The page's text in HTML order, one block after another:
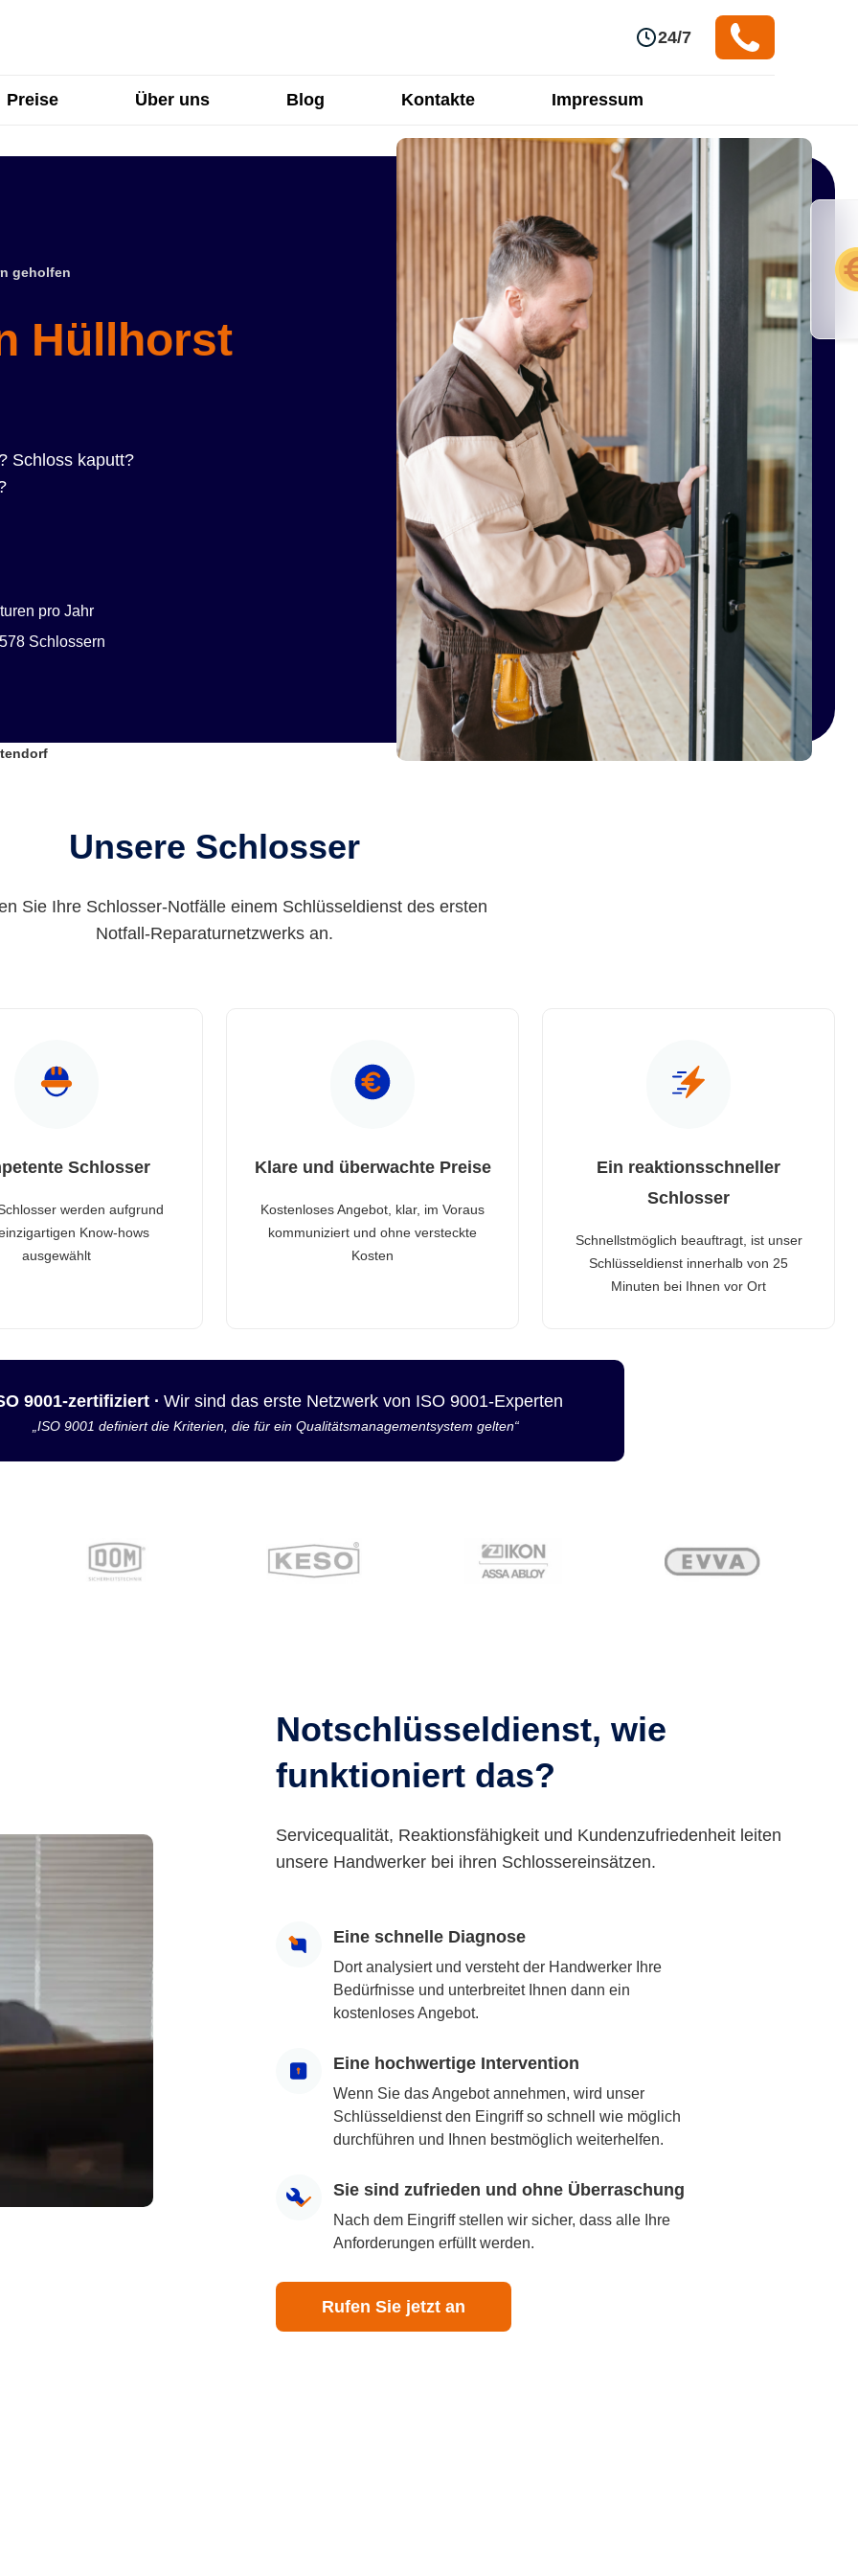
24/7
Preise Über uns Blog Kontakte Impressum
geholfen
Hüllhorst
Schloss kaputt?
pro Jahr
Schlossern
Unsere Schlosser
Sie Ihre Schlosser-Notfälle einem Schlüsseldienst des ersten
Notfall-Reparaturnetzwerks an.
Schlosser
werden aufgrund
Know-hows
ausgewählt
Klare und überwachte Preise
Kostenloses Angebot, klar, im Voraus
kommuniziert und ohne versteckte
Kosten
Ein reaktionsschneller
Schlosser
Schnellstmöglich beauftragt, ist unser
Schlüsseldienst innerhalb von 25
Minuten bei Ihnen vor Ort
9001-zertifiziert · Wir sind das erste Netzwerk von ISO 9001-Experten
„ISO 9001 definiert die Kriterien, die für ein Qualitätsmanagementsystem gelten“
Notschlüsseldienst, wie
funktioniert das?
Servicequalität, Reaktionsfähigkeit und Kundenzufriedenheit leiten
unsere Handwerker bei ihren Schlossereinsätzen.
Eine schnelle Diagnose
Dort analysiert und versteht der Handwerker Ihre
Bedürfnisse und unterbreitet Ihnen dann ein
kostenloses Angebot.
Eine hochwertige Intervention
Wenn Sie das Angebot annehmen, wird unser
Schlüsseldienst den Eingriff so schnell wie möglich
durchführen und Ihnen bestmöglich weiterhelfen.
Sie sind zufrieden und ohne Überraschung
Nach dem Eingriff stellen wir sicher, dass alle Ihre
Anforderungen erfüllt werden.
Rufen Sie jetzt an